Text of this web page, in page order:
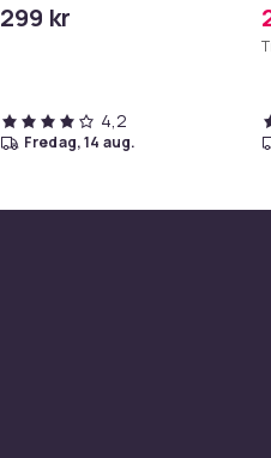
299 kr
4,2
fredag, 14 aug.